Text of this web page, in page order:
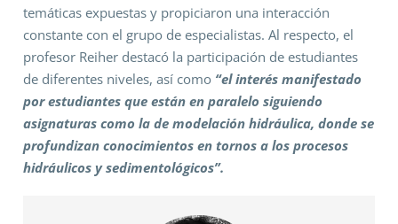
temáticas expuestas y propiciaron una interacción
constante con el grupo de especialistas. Al respecto, el
profesor Reiher destacó la participación de estudiantes
de diferentes niveles, así como “el interés manifestado
por estudiantes que están en paralelo siguiendo
asignaturas como la de modelación hidráulica, donde se
profundizan conocimientos en tornos a los procesos
hidráulicos y sedimentológicos”.